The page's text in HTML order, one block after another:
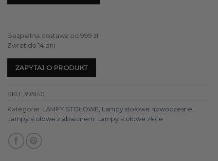
Bezpłatna dostawa od 999 zł
Zwrot do 14 dni
ZAPYTAJ O PRODUKT
SKU: 395140
Kategorie: LAMPY STOŁOWE, Lampy stołowe nowoczesne,
Lampy stołowe z abażurem, Lampy stołowe złote